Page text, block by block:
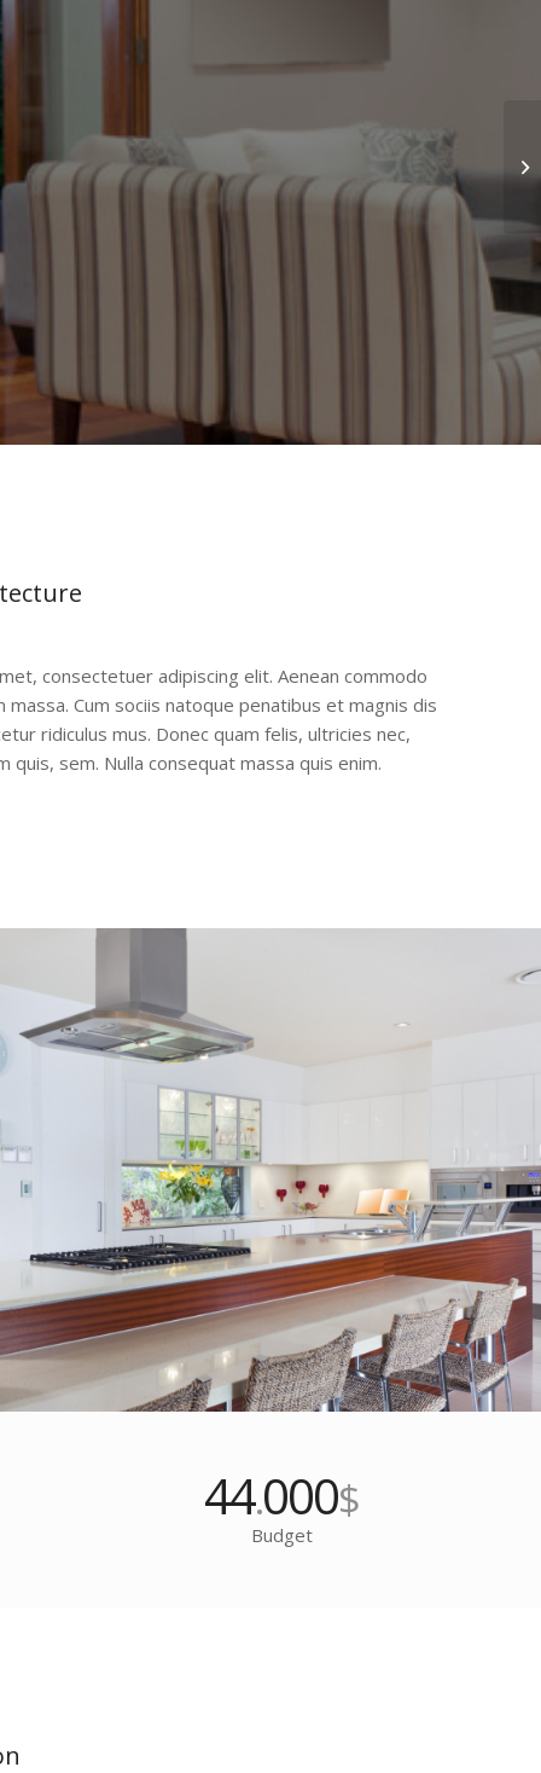
consectetuer adipiscing elit. Aenean commodo
massa. Cum sociis natoque penatibus et magnis dis
ridiculus mus. Donec quam felis, ultricies nec,
quis, sem. Nulla consequat massa quis enim.
44.000$
Budget